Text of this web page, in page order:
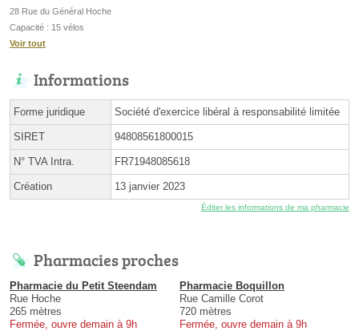
28 Rue du Général Hoche
Capacité : 15 vélos
Voir tout
Informations
Forme juridique Société d'exercice libéral à responsabilité limitée
SIRET 94808561800015
N° TVA Intra. FR71948085618
Création 13 janvier 2023
Éditer les informations de ma pharmacie
Pharmacies proches
Pharmacie du Petit Steendam
Rue Hoche
265 mètres
Fermée, ouvre demain à 9h
Pharmacie Boquillon
Rue Camille Corot
720 mètres
Fermée, ouvre demain à 9h